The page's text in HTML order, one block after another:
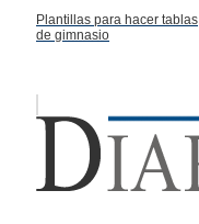
Plantillas para hacer tablas
de gimnasio